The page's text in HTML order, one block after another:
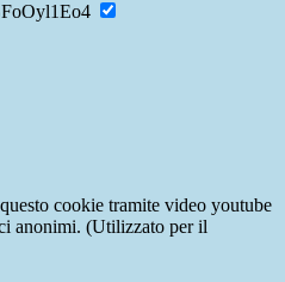
cookie tramite video youtube
anonimi. (Utilizzato per il